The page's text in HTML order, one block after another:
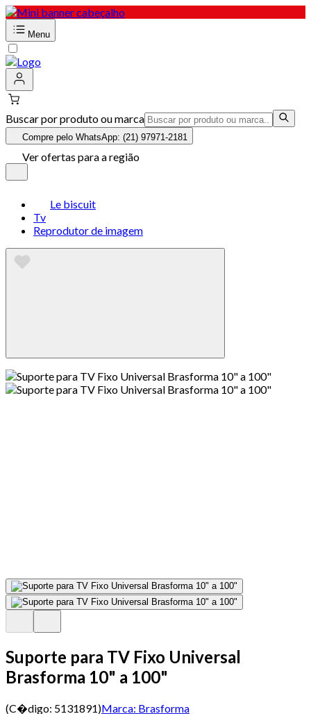
Menu
Buscar por produto ou marca
Compre pelo WhatsApp: (21) 97971-2181
Ver ofertas para a região
Le biscuit
Tv
Reprodutor de imagem
Suporte para TV Fixo Universal
Brasforma 10" a 100"
(C�digo: 5131891)Marca: Brasforma